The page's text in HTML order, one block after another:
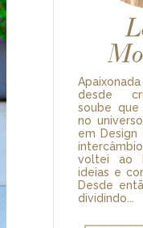
desde
soube que
no
em Design
voltei ao
ideias e
Desde
dividindo...